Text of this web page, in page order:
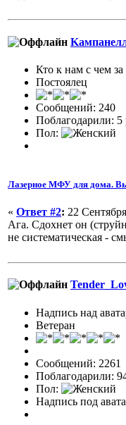
Кто к нам с чем за
Постоялец
Сообщений: 240
Поблагодарили: 5
Пол:
Лазерное МФУ для дома.
« Ответ #2: 22
Ага. Сдохнет он
не систематическая -
Надпись над
Ветеран
Сообщений: 2261
Поблагодарили:
Пол:
Надпись под